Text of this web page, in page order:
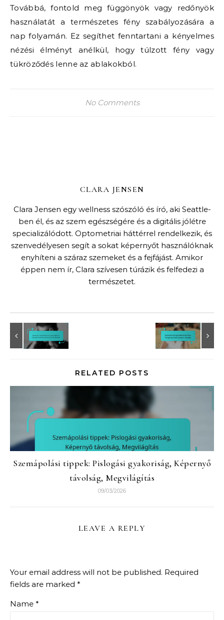
Továbbá, fontold meg függönyök vagy redőnyök
használatát a természetes fény szabályozására a
nap folyamán. Ez segíthet fenntartani a kényelmes
nézési élményt anélkül, hogy túlzott fény vagy
tükröződés lenne az ablakokból.
No Comments
CLARA JENSEN
Clara Jensen egy wellness szószóló és író, aki Seattle-
ben él, és az szem egészségére és a digitális jólétre
specializálódott. Optometriai háttérrel rendelkezik, és
szenvedélyesen segít a sokat képernyőt használóknak
enyhíteni a száraz szemeket és a fejfájást. Amikor
éppen nem ír, Clara szívesen túrázik és felfedezi a
természetet.
RELATED POSTS
Szemápolási tippek: Pislogási gyakoriság, Képernyő
távolság, Megvilágítás
09/03/2026
LEAVE A REPLY
Your email address will not be published. Required
fields are marked *
Name *